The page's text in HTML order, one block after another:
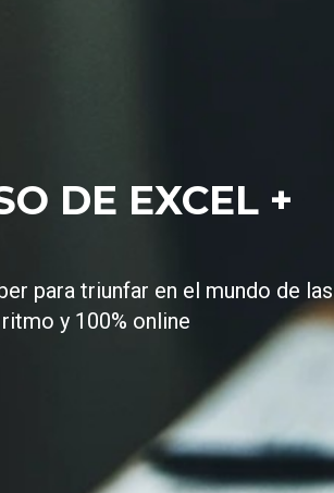
DE EXCEL +
para triunfar en el mundo de las
y 100% online